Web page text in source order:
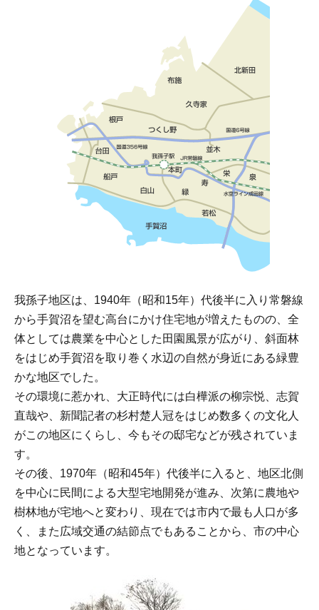
我孫子地区は、1940年（昭和15年）代後半に入り常磐線
から手賀沼を望む高台にかけ住宅地が増えたものの、全
体としては農業を中心とした田園風景が広がり、斜面林
をはじめ手賀沼を取り巻く水辺の自然が身近にある緑豊
かな地区でした。
その環境に惹かれ、大正時代には白樺派の柳宗悦、志賀
直哉や、新聞記者の杉村楚人冠をはじめ数多くの文化人
がこの地区にくらし、今もその邸宅などが残されていま
す。
その後、1970年（昭和45年）代後半に入ると、地区北側
を中心に民間による大型宅地開発が進み、次第に農地や
樹林地が宅地へと変わり、現在では市内で最も人口が多
く、また広域交通の結節点でもあることから、市の中心
地となっています。